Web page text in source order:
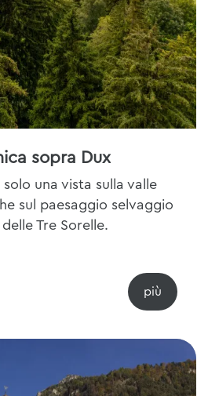
sopra Dux
una vista sulla valle
sul paesaggio selvaggio
Tre Sorelle.